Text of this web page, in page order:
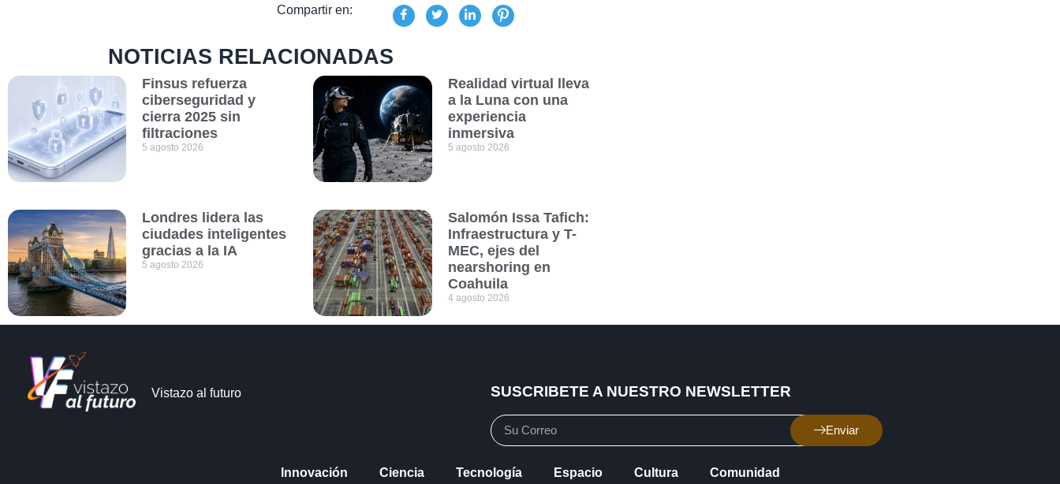
Compartir en:
NOTICIAS RELACIONADAS
Finsus refuerza
ciberseguridad y
cierra 2025 sin
filtraciones
5 agosto 2026
Realidad virtual lleva
a la Luna con una
experiencia
inmersiva
5 agosto 2026
Londres lidera las
ciudades inteligentes
gracias a la IA
5 agosto 2026
Salomón Issa Tafich:
Infraestructura y T-
MEC, ejes del
nearshoring en
Coahuila
4 agosto 2026
Vistazo al futuro SUSCRIBETE A NUESTRO NEWSLETTER
Enviar
Innovación Ciencia Tecnología Espacio Cultura Comunidad